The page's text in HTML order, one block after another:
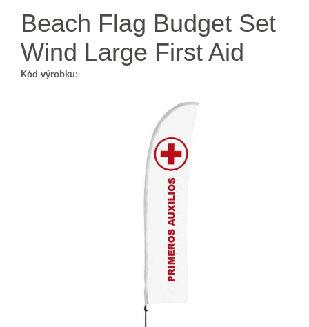
Beach Flag Budget Set
Wind Large First Aid
Kód výrobku: